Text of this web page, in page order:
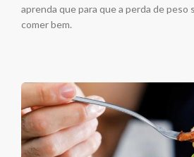
aprenda que para que a perda de peso
comer bem.